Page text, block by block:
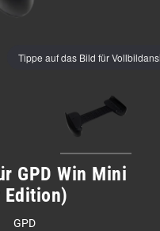
Tippe auf das Bild für
GPD Win Mini
Edition)
GPD